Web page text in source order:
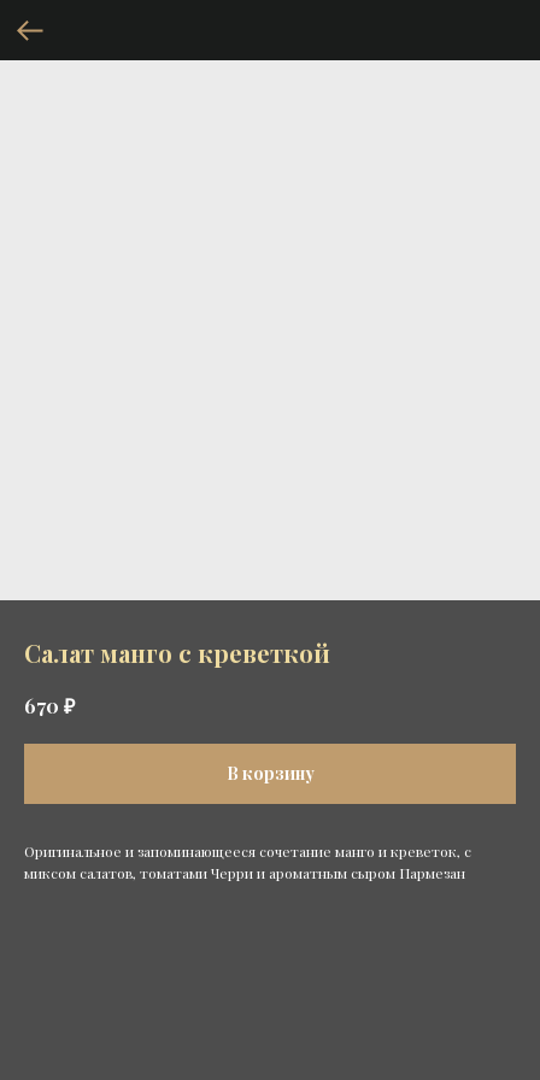
Салат манго с креветкой
670 ₽
В корзину
Оригинальное и запоминающееся сочетание манго и креветок, с
миксом салатов, томатами Черри и ароматным сыром Пармезан